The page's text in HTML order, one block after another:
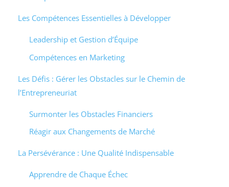
Les Compétences Essentielles à Développer
Leadership et Gestion d’Équipe
Compétences en Marketing
Les Défis : Gérer les Obstacles sur le Chemin de
l’Entrepreneuriat
Surmonter les Obstacles Financiers
Réagir aux Changements de Marché
La Persévérance : Une Qualité Indispensable
Apprendre de Chaque Échec